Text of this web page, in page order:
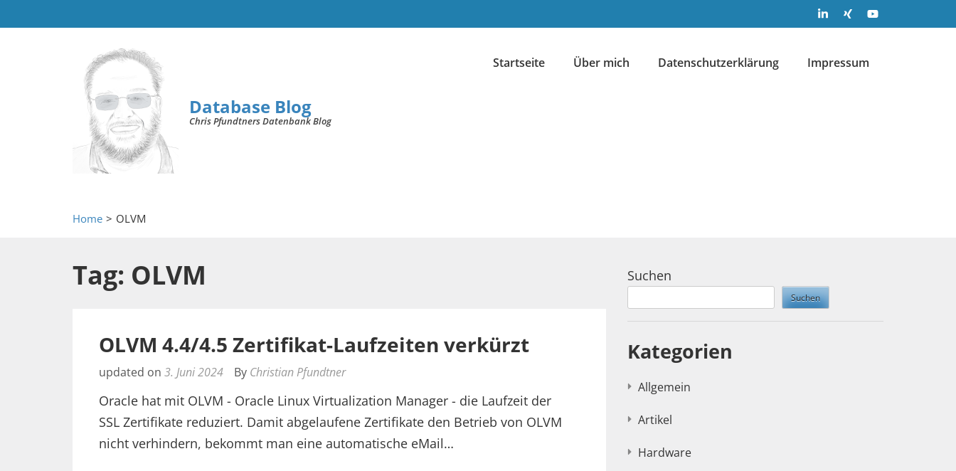
Database Blog
Chris Pfundtners Datenbank Blog
Startseite Über mich Datenschutzerklärung Impressum
Home > OLVM
Tag: OLVM
OLVM 4.4/4.5 Zertifikat-Laufzeiten verkürzt
updated on 3. Juni 2024 By Christian Pfundtner
Oracle hat mit OLVM - Oracle Linux Virtualization Manager - die Laufzeit der
SSL Zertifikate reduziert. Damit abgelaufene Zertifikate den Betrieb von OLVM
nicht verhindern, bekommt man eine automatische eMail…
Suchen
Suchen
Kategorien
Allgemein
Artikel
Hardware